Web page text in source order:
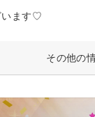
います♡
その他の